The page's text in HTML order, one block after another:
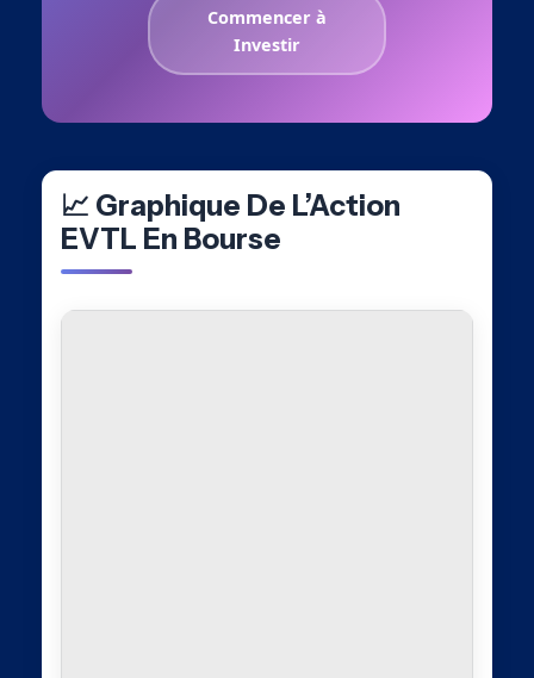
Commencer à
Investir
📈 Graphique De L’Action
EVTL En Bourse